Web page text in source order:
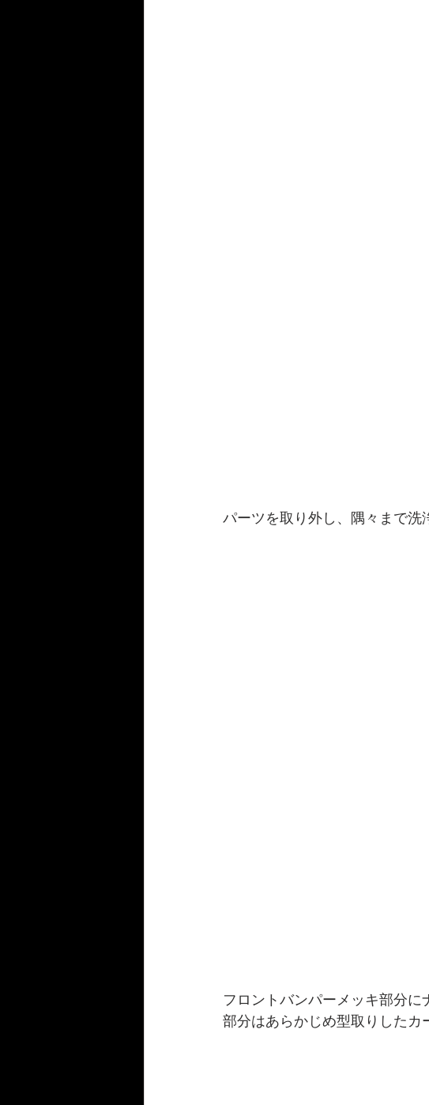
パーツを取り外し、隅々まで洗
フロントバンパーメッキ部分
部分はあらかじめ型取りしたカ